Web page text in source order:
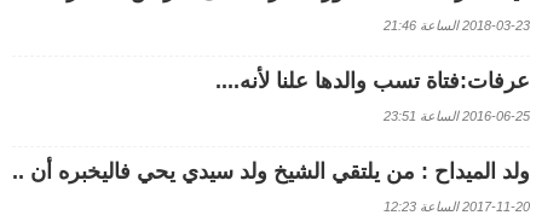
2018-03-23 الساعة 21:46
عرفات:فتاة تسب والدها علنا لأنه....
2016-06-25 الساعة 23:51
ولد الميداح : من يلتقي الشيخ ولد سيدي يحي فاليخبره أن ..
2017-11-20 الساعة 12:23